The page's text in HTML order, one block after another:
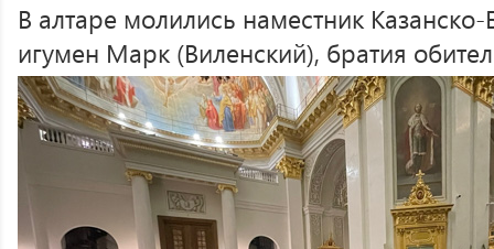
В алтаре молились наместник
игумен Марк (Виленский), братия